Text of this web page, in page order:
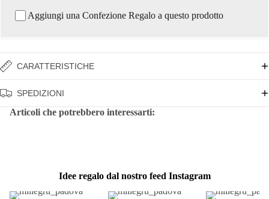
Aggiungi una Confezione Regalo a questo prodotto
CARATTERISTICHE
SPEDIZIONI
Articoli che potrebbero interessarti:
Idee regalo dal nostro feed Instagram